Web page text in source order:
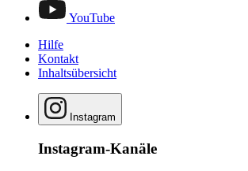
YouTube
Hilfe
Kontakt
Inhaltsübersicht
Instagram
Instagram-Kanäle